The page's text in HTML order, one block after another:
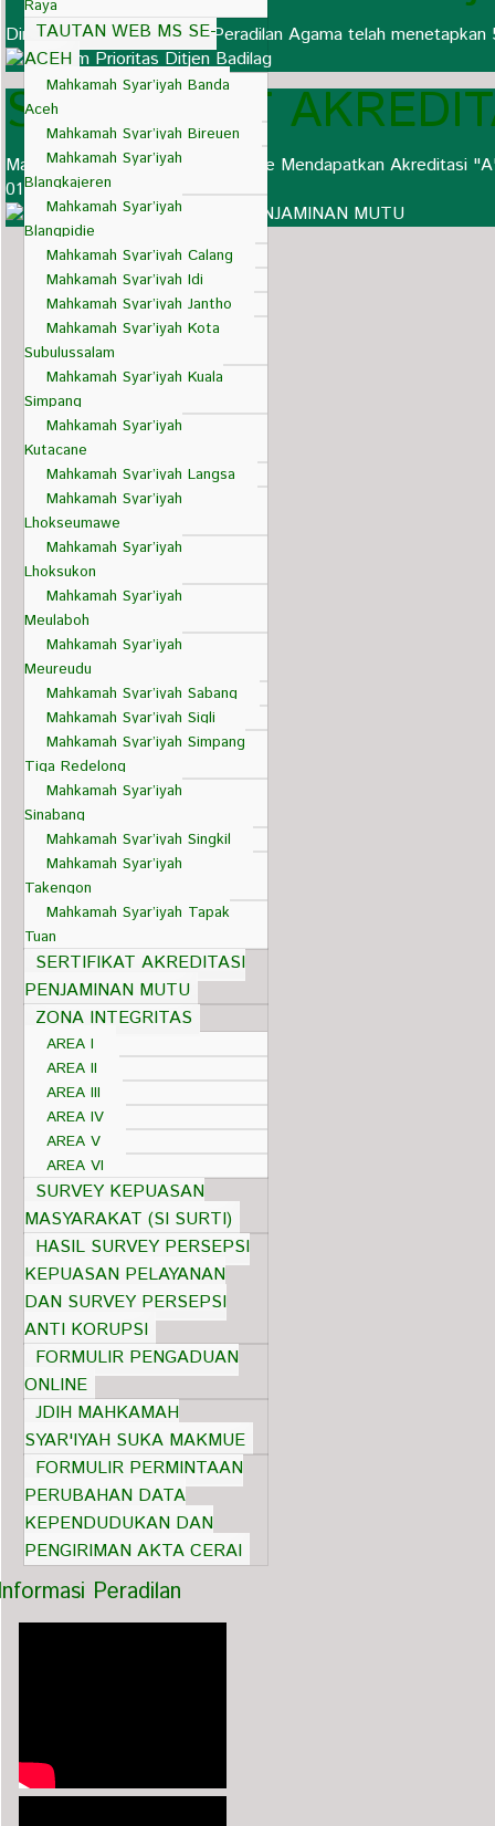
Direktorat Jenderal Badan Peradilan Agama telah
SERTIFIKAT
Mahkamah Syar'iyah Suka Makmue Mendapatkan Akreditasi
013/DjA/SERT/1/2021
Raya
TAUTAN WEB MS SE-
ACEH
Mahkamah Syar’iyah Banda
Aceh
Mahkamah Syar’iyah Bireuen
Mahkamah Syar’iyah
Blangkajeren
Mahkamah Syar’iyah
Blangpidie
Mahkamah Syar’iyah Calang
Mahkamah Syar’iyah Idi
Mahkamah Syar’iyah Jantho
Mahkamah Syar’iyah Kota
Subulussalam
Mahkamah Syar’iyah Kuala
Simpang
Mahkamah Syar’iyah
Kutacane
Mahkamah Syar’iyah Langsa
Mahkamah Syar’iyah
Lhokseumawe
Mahkamah Syar’iyah
Lhoksukon
Mahkamah Syar’iyah
Meulaboh
Mahkamah Syar’iyah
Meureudu
Mahkamah Syar’iyah Sabang
Mahkamah Syar’iyah Sigli
Mahkamah Syar’iyah Simpang
Tiga Redelong
Mahkamah Syar’iyah
Sinabang
Mahkamah Syar’iyah Singkil
Mahkamah Syar’iyah
Takengon
Mahkamah Syar’iyah Tapak
Tuan
SERTIFIKAT AKREDITASI
PENJAMINAN MUTU
ZONA INTEGRITAS
AREA I
AREA II
AREA III
AREA IV
AREA V
AREA VI
SURVEY KEPUASAN
MASYARAKAT (SI SURTI)
HASIL SURVEY PERSEPSI
KEPUASAN PELAYANAN
DAN SURVEY PERSEPSI
ANTI KORUPSI
FORMULIR PENGADUAN
ONLINE
JDIH MAHKAMAH
SYAR'IYAH SUKA MAKMUE
FORMULIR PERMINTAAN
PERUBAHAN DATA
KEPENDUDUKAN DAN
PENGIRIMAN AKTA CERAI
Peradilan